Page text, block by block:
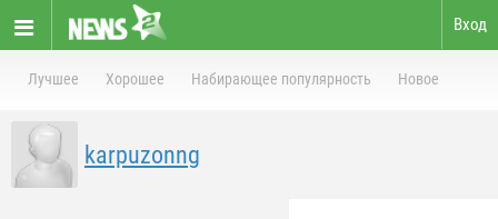
Вход
Лучшее Хорошее Набирающее популярность Новое
karpuzonng